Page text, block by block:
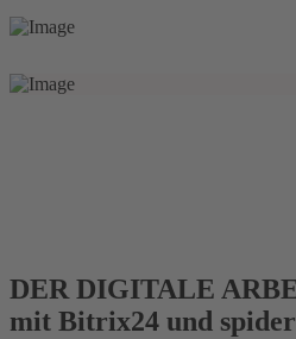
DER DIGITALE
mit Bitrix24 und